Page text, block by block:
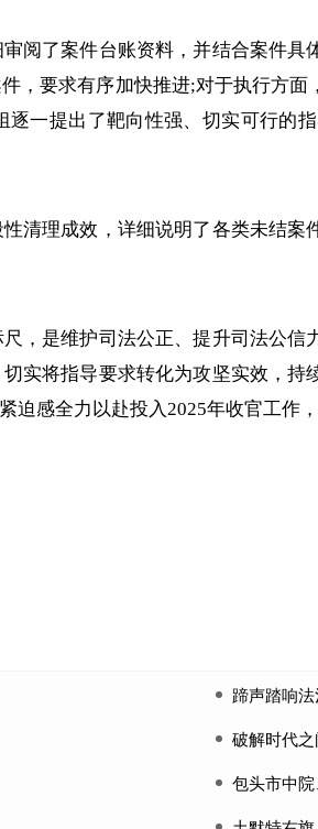
了案件台账资料，并结合案件具
，要求有序加快推进;对于执行方
一提出了靶向性强、切实可行的
理成效，详细说明了各类未结案
是维护司法公正、提升司法公信
实将指导要求转化为攻坚实效，
感全力以赴投入2025年收官工作
蹄声踏响
破解时代
包头市中